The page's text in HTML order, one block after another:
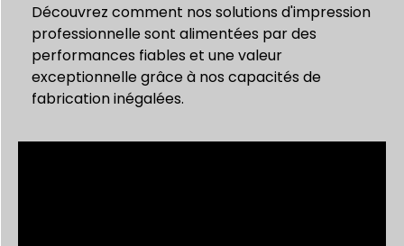
Découvrez comment nos solutions d'impression
professionnelle sont alimentées par des
performances fiables et une valeur
exceptionnelle grâce à nos capacités de
fabrication inégalées.